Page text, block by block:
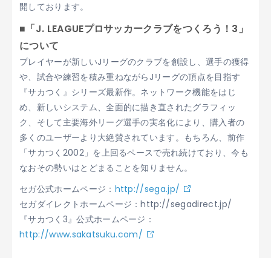
開しております。
■「J. LEAGUEプロサッカークラブをつくろう！3」
について
プレイヤーが新しいJリーグのクラブを創設し、選手の獲得
や、試合や練習を積み重ねながらJリーグの頂点を目指す
『サカつく』シリーズ最新作。ネットワーク機能をはじ
め、新しいシステム、全面的に描き直されたグラフィッ
ク、そして主要海外リーグ選手の実名化により、購入者の
多くのユーザーより大絶賛されています。もちろん、前作
「サカつく2002」を上回るペースで売れ続けており、今も
なおその勢いはとどまることを知りません。
セガ公式ホームページ： http://sega.jp/
セガダイレクトホームページ：http://segadirect.jp/
『サカつく3』公式ホームページ：
http://www.sakatsuku.com/